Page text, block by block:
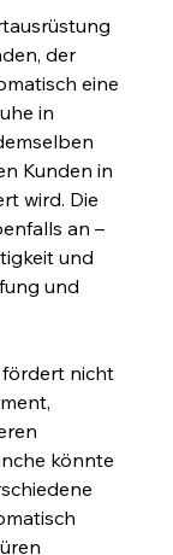
der
eine
in
Kunden in
wird. Die
an –
und
und
fördert nicht
könnte